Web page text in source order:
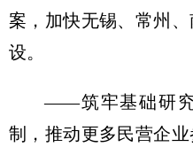
案，加快无锡、常州
设。
——筑牢基础研
制，推动更多民营企